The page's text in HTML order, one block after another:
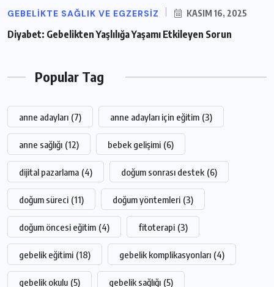
GEBELIKTE SAĞLIK VE EGZERSIZ KASIM 16, 2025
Diyabet: Gebelikten Yaşlılığa Yaşamı Etkileyen Sorun
Popular Tag
anne adayları (7) anne adayları için eğitim (3)
anne sağlığı (12) bebek gelişimi (6)
dijital pazarlama (4) doğum sonrası destek (6)
doğum süreci (11) doğum yöntemleri (3)
doğum öncesi eğitim (4) fitoterapi (3)
gebelik eğitimi (18) gebelik komplikasyonları (4)
gebelik okulu (5) gebelik sağlığı (5)